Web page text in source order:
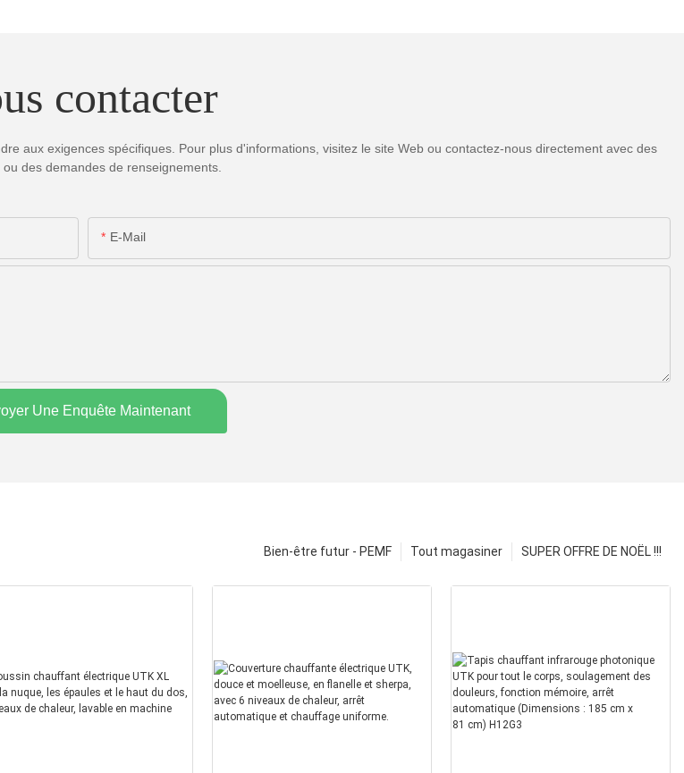
contacter
aux exigences spécifiques. Pour plus d'informations, visitez le site Web ou contactez-nous directement avec des
des demandes de renseignements.
E-Mail
Une Enquête Maintenant
SUPER OFFRE DE NOËL !!!
Tout magasiner
Bien-être futur - PEMF